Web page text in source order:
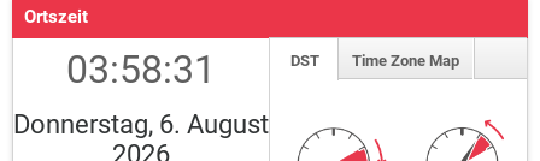
Ortszeit
03:58:31
Donnerstag, 6. August
2026
DST Time Zone Map